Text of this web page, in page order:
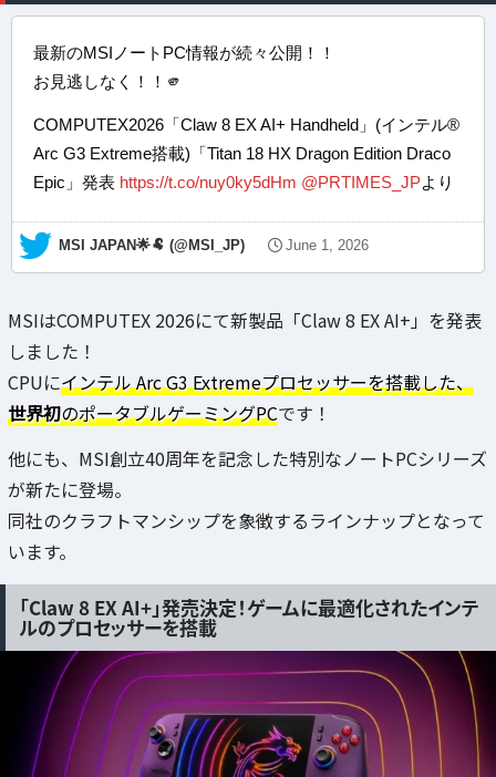
最新のMSIノートPC情報が続々公開！！
お見逃しなく！！🫵
COMPUTEX2026「Claw 8 EX AI+ Handheld」(インテル®
Arc G3 Extreme搭載)「Titan 18 HX Dragon Edition Draco
Epic」発表 https://t.co/nuy0ky5dHm @PRTIMES_JPより
— MSI JAPAN🌟🐏 (@MSI_JP) June 1, 2026
MSIはCOMPUTEX 2026にて新製品「Claw 8 EX AI+」を発表
しました！
CPUにインテル Arc G3 Extremeプロセッサーを搭載した、
世界初のポータブルゲーミングPCです！
他にも、MSI創立40周年を記念した特別なノートPCシリーズ
が新たに登場。
同社のクラフトマンシップを象徴するラインナップとなって
います。
「Claw 8 EX AI+」発売決定！ゲームに最適化されたインテ
ルのプロセッサーを搭載